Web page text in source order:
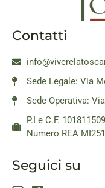
Contatti
Sede Legale: Via
Sede Operativa:
P.I e C.F.
Numero REA
Seguici su